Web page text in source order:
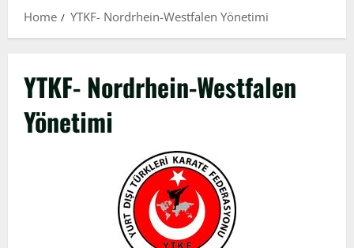
Home YTKF- Nordrhein-Westfalen Yönetimi
YTKF- Nordrhein-Westfalen
Yönetimi